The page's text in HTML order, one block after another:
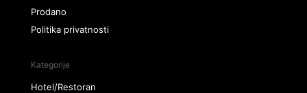
Prodano
Politika privatnosti
Kategorije
Hotel/Restoran